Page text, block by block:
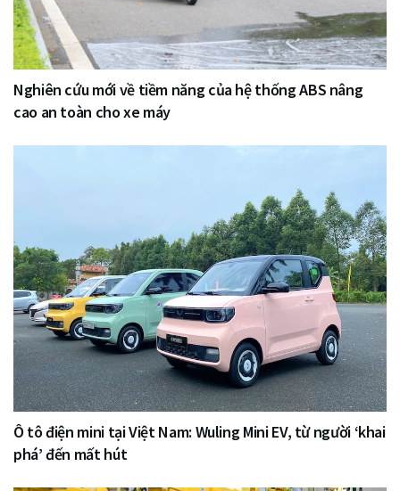
Nghiên cứu mới về tiềm năng của hệ thống ABS nâng
cao an toàn cho xe máy
Ô tô điện mini tại Việt Nam: Wuling Mini EV, từ người ‘khai
phá’ đến mất hút